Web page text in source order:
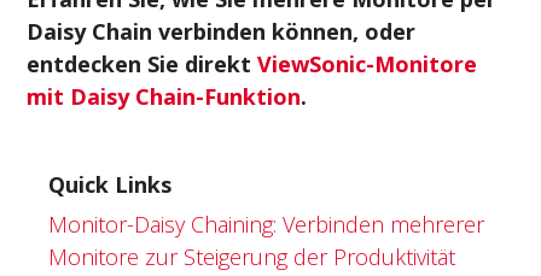
Daisy Chain verbinden können, oder
entdecken Sie direktViewSonic-Monitore
mit Daisy Chain-Funktion.
Quick Links
Monitor-Daisy Chaining: Verbinden mehrerer
Monitore zur Steigerung der Produktivität